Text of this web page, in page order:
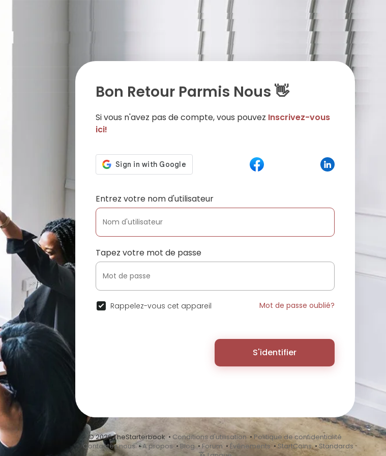
Bon Retour Parmis Nous 👋
Si vous n'avez pas de compte, vous pouvez Inscrivez-vous
ici!
Entrez votre nom d'utilisateur
Tapez votre mot de passe
Rappelez-vous cet appareil Mot de passe oublié?
S'identifier
© 2026 TheStarterbook • Conditions d'utilisation • Politique de confidentialité
•Contactez nous•A propos•Blog • Forum • Événements • StartCoins•Standards